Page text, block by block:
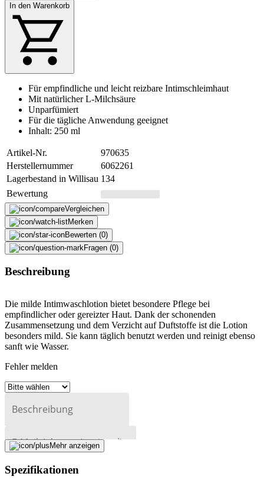
In den Warenkorb
Für empfindliche und leicht reizbare Intimschleimhaut
Mit natürlicher L-Milchsäure
Unparfümiert
Für die tägliche Anwendung geeignet
Inhalt: 250 ml
Artikel-Nr.
970635
Herstellernummer
6062261
Lagerbestand in Willisau 134
Bewertung
Vergleichen
Merken
Bewerten (0)
Fragen (0)
Beschreibung
Die milde Intimwaschlotion bietet besondere Pflege bei
empfindlicher oder gereizter Haut. Dank der schonenden
Zusammensetzung und dem Verzicht auf Duftstoffe ist die Lotion
besonders mild. Sie kann täglich benutzt werden und reinigt ebenso
sanft wie Wasser.
Fehler melden
Beschreibung
E-Mail-Adresse (optional)
Falsche Daten melden
Mehr anzeigen
Spezifikationen